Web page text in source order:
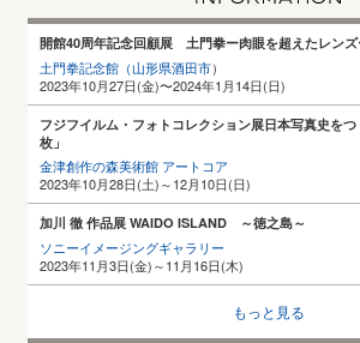
開館40周年記念回顧展 土門拳ー肉眼を超えたレンズ
土門拳記念館（山形県酒田市）
2023年10月27日(金)〜2024年1月14日(日)
フジフイルム・フォトコレクション展日本写真史を
枚」
金津創作の森美術館 アートコア
2023年10月28日(土)～12月10日(日)
加川 徹 作品展 WAIDO ISLAND ～徳之島～
ソニーイメージングギャラリー
2023年11月3日(金)～11月16日(木)
もっと見る